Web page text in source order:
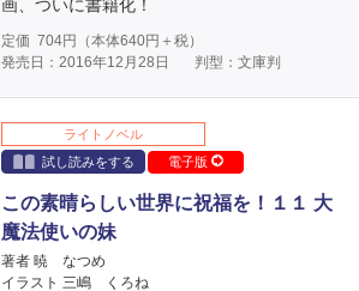
画、ついに書籍化！
定価 704円（本体640円＋税）
発売日：2016年12月28日
判型：文庫判
ライトノベル
試し読みをする
電子版
この素晴らしい世界に祝福を！１１ 大
魔法使いの妹
著者 暁 なつめ
イラスト 三嶋 くろね